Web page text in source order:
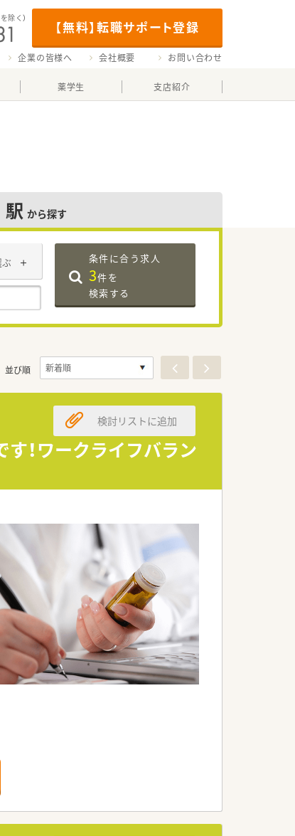
【無料】転職サポート登録
除く）
企業の皆様へ 会社概要 お問い合わせ
薬学生 支店紹介
駅 から探す
条件に合う求人
3件を
検索する
並び順
！ワークライフバラン
検討リストに追加